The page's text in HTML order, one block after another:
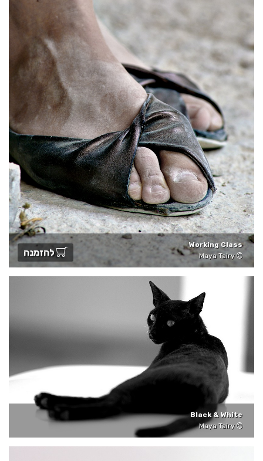
Working Class
Maya Tairy
להזמנה
Black & White
Maya Tairy